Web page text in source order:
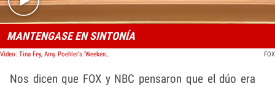
MANTENGASE EN SINTONÍA
Video: Tina Fey, Amy Poehler's 'Weekend Update' at Emmys Was NBC/Fox Collab FOX
Nos dicen que FOX y NBC pensaron que el dúo era